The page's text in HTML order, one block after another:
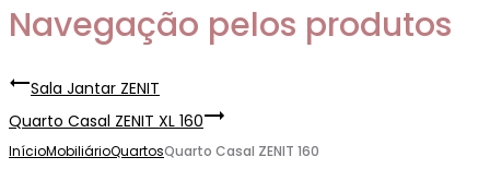
Navegação pelos produtos
Sala Jantar ZENIT
Quarto Casal ZENIT XL 160
InícioMobiliárioQuartosQuarto Casal ZENIT 160